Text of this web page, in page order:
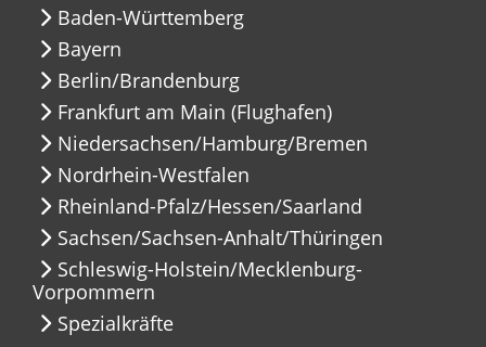
Baden-Württemberg
Bayern
Berlin/Brandenburg
Frankfurt am Main (Flughafen)
Niedersachsen/Hamburg/Bremen
Nordrhein-Westfalen
Rheinland-Pfalz/Hessen/Saarland
Sachsen/Sachsen-Anhalt/Thüringen
Schleswig-Holstein/Mecklenburg-
Vorpommern
Spezialkräfte